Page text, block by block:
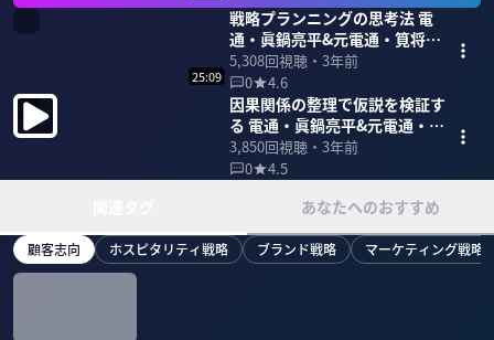
戦略プランニングの思考法 電
通・眞鍋亮平&元電通・筧将英
(前編)
5,308回視聴・ 3年前
0
4.6
25:09
因果関係の整理で仮説を検証す
る 電通・眞鍋亮平&元電通・筧
将英 (後編)
3,850回視聴・ 3年前
0
4.5
あなたへのおすすめ
顧客志向 ホスピタリティ戦略 ブランド戦略 マーケティング戦略